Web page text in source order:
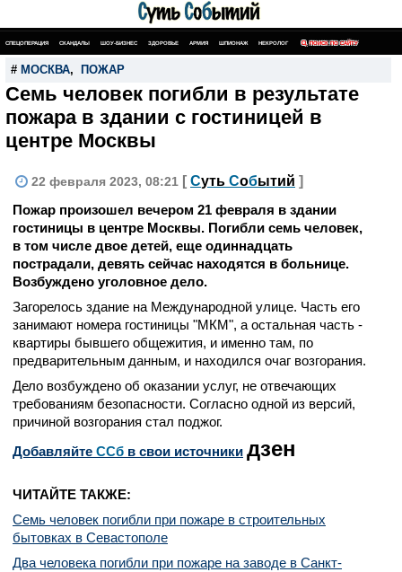
СПЕЦОПЕРАЦИЯ СКАНДАЛЫ ШОУ-БИЗНЕС ЗДОРОВЬЕ АРМИЯ ШПИОНАЖ НЕКРОЛОГ ПОИСК ПО САЙТУ
# МОСКВА, ПОЖАР
Семь человек погибли в результате
пожара в здании с гостиницей в
центре Москвы
22 февраля 2023, 08:21 [ Суть Событий ]
Пожар произошел вечером 21 февраля в здании
гостиницы в центре Москвы. Погибли семь человек,
в том числе двое детей, еще одиннадцать
пострадали, девять сейчас находятся в больнице.
Возбуждено уголовное дело.
Загорелось здание на Международной улице. Часть его
занимают номера гостиницы "МКМ", а остальная часть -
квартиры бывшего общежития, и именно там, по
предварительным данным, и находился очаг возгорания.
Дело возбуждено об оказании услуг, не отвечающих
требованиям безопасности. Согласно одной из версий,
причиной возгорания стал поджог.
Добавляйте CСб в свои источники дзен
ЧИТАЙТЕ ТАКЖЕ:
Семь человек погибли при пожаре в строительных
бытовках в Севастополе
Два человека погибли при пожаре на заводе в Санкт-